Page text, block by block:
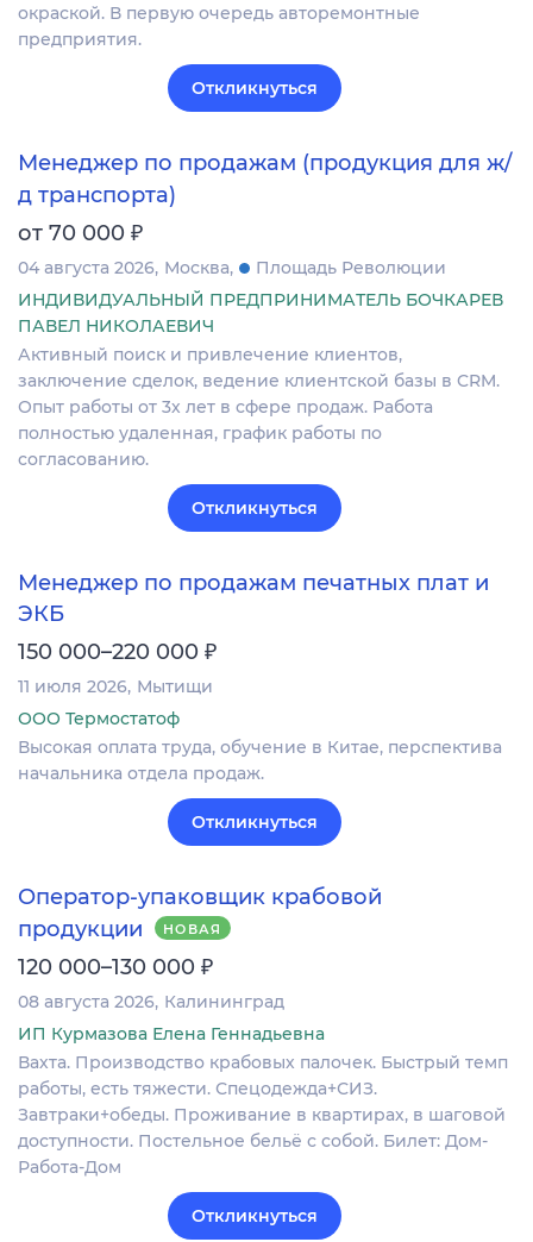
окраской. В первую очередь авторемонтные
предприятия.
Откликнуться
Менеджер по продажам (продукция для ж/
д транспорта)
от 70 000 ₽
04 августа 2026 Москва
Площадь Революции
ИНДИВИДУАЛЬНЫЙ ПРЕДПРИНИМАТЕЛЬ БОЧКАРЕВ
ПАВЕЛ НИКОЛАЕВИЧ
Активный поиск и привлечение клиентов,
заключение сделок, ведение клиентской базы в CRM.
Опыт работы от 3х лет в сфере продаж. Работа
полностью удаленная, график работы по
согласованию.
Откликнуться
Менеджер по продажам печатных плат и
ЭКБ
150 000–220 000 ₽
11 июля 2026 Мытищи
ООО Термостатоф
Высокая оплата труда, обучение в Китае, перспектива
начальника отдела продаж.
Откликнуться
Оператор-упаковщик крабовой
продукции
НОВАЯ
120 000–130 000 ₽
08 августа 2026 Калининград
ИП Курмазова Елена Геннадьевна
Вахта. Производство крабовых палочек. Быстрый темп
работы, есть тяжести. Спецодежда+СИЗ.
Завтраки+обеды. Проживание в квартирах, в шаговой
доступности. Постельное бельё с собой. Билет: Дом-
Работа-Дом
Откликнуться